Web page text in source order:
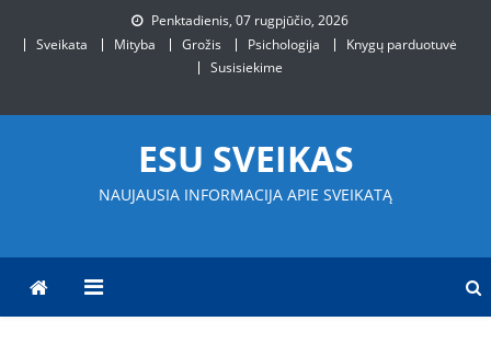
Penktadienis, 07 rugpjūčio, 2026
Sveikata
Mityba Grožis Psichologija
Knygų parduotuvė
Susisiekime
ESU SVEIKAS
NAUJAUSIA INFORMACIJA APIE SVEIKATĄ